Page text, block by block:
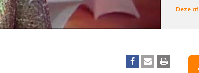
Deze